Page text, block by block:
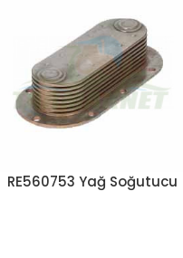
RE560753 Yağ Soğutucu